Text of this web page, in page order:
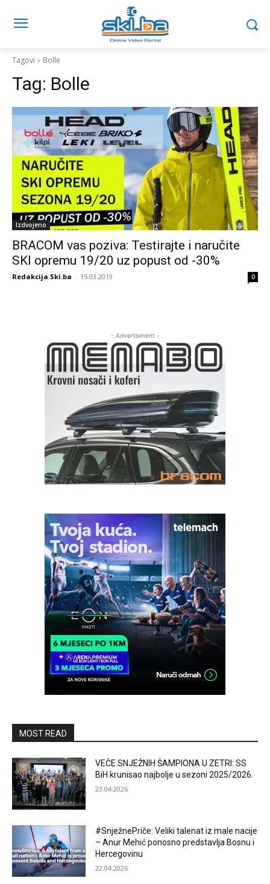
Tagovi Bolle
Tag: Bolle
Izdvojeno
BRACOM vas poziva: Testirajte i naručite
SKI opremu 19/20 uz popust od -30%
Redakcija Ski.ba - 15.03.2019 0
- Advertisment -
MOST READ
VEČE SNJEŽNIH ŠAMPIONA U ZETRI: SS
BiH krunisao najbolje u sezoni 2025/2026.
23.04.2026
#SnježnePriče: Veliki talenat iz male nacije
– Anur Mehić ponosno predstavlja Bosnu i
Hercegovinu
22.04.2026